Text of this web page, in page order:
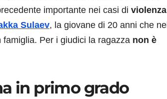
importante nei casi di violenza
Sulaev, la giovane di 20 anni che nel
Per i giudici la ragazza non è
in primo grado